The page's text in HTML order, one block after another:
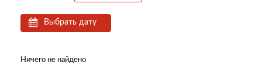
Выбрать дату
Ничего не найдено